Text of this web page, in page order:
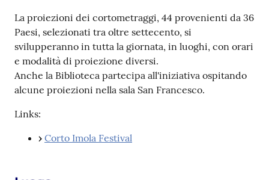
Seguici
su
La proiezioni dei cortometraggi, 44 provenienti da 36
Paesi, selezionati tra oltre settecento, si
svilupperanno in tutta la giornata, in luoghi, con orari
e modalità di proiezione diversi.
Anche la Biblioteca partecipa all'iniziativa ospitando
alcune proiezioni nella sala San Francesco.
Links:
› Corto Imola Festival